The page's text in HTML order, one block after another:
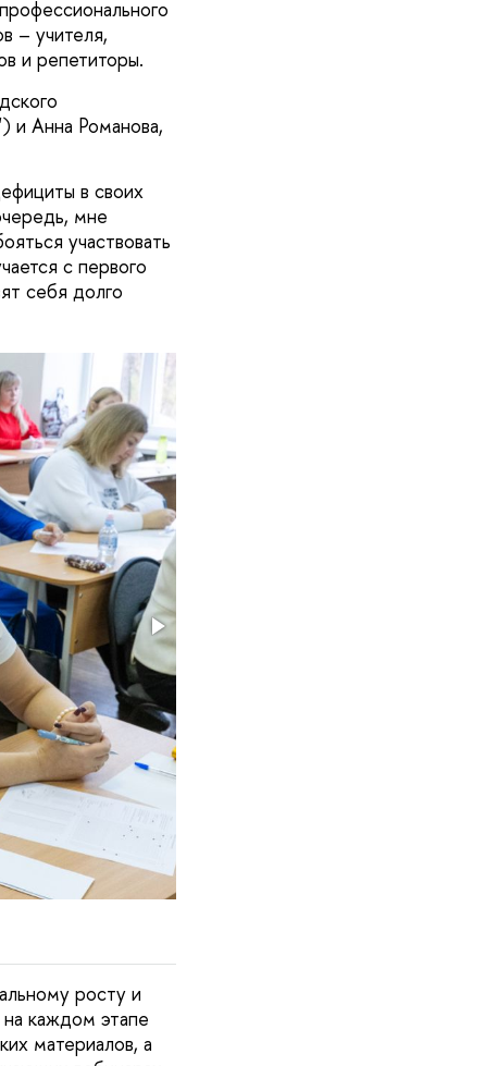
– учителя,
и репетиторы.
Анна Романова,
в своих
мне
участвовать
с первого
себя долго
росту и
каждом этапе
материалов, а